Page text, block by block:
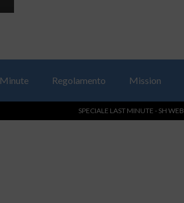
Regolamento Mission
SPECIALE LAST MINUTE - SH WEB